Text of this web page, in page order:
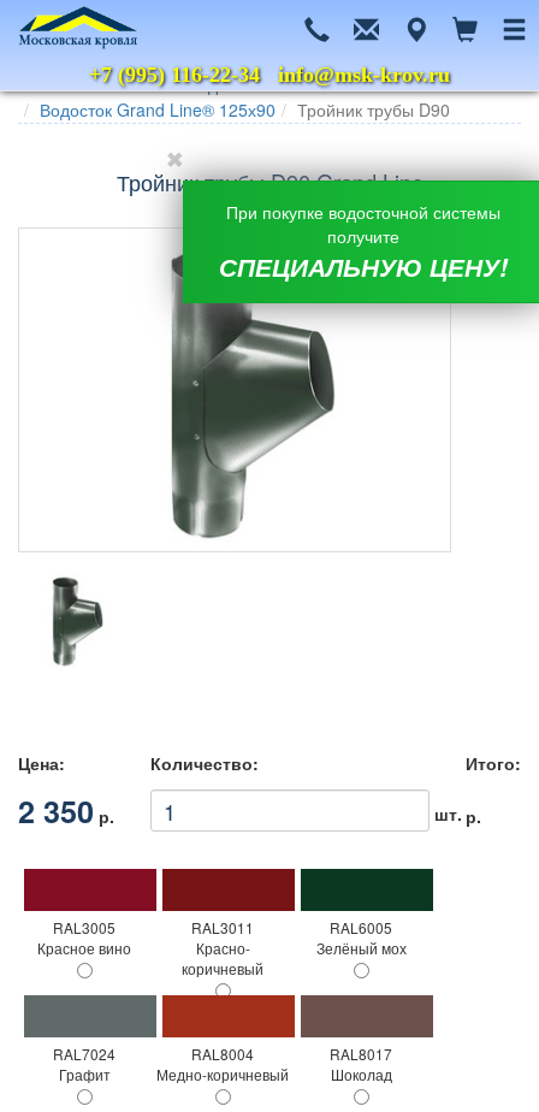
+7 (995) 116-22-34info@msk-krov.ru
Главная Каталог Водосточные системы
Grand Line
Водосток Grand Line® 125х90
Тройник трубы D90
Тройник трубы D90 Grand Line
Цена:
2 350 р.
Количество:
шт.
Итого:
р.
RAL3005
Красное вино
RAL3011
Красно-
коричневый
RAL6005
Зелёный мох
RAL7024
Графит
RAL8004
Медно-коричневый
RAL8017
Шоколад
При покупке водосточной системы
получите
СПЕЦИАЛЬНУЮ ЦЕНУ!